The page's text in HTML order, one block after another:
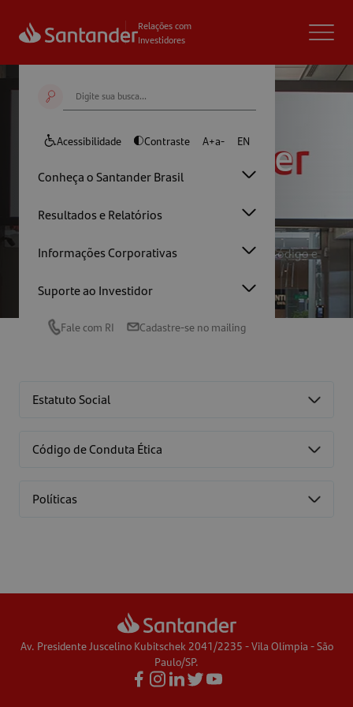
Relações com
Investidores
Acessibilidade Contraste A+a- EN
Conheça o Santander Brasil
Resultados e Relatórios
Informações Corporativas
Suporte ao Investidor
Fale com RI Cadastre-se no mailing
Estatuto, Código e
Políticas
Home/Informações Corporativas
Estatuto, Código e
Estatuto Social
Código de Conduta Ética
Políticas
Av. Presidente Juscelino Kubitschek 2041/2235 - Vila Olímpia - São
Paulo/SP.